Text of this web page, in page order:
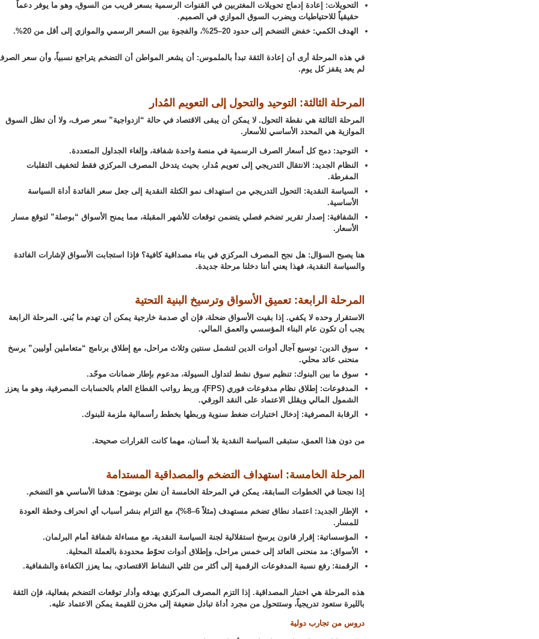
التحويلات: إعادة إدماج تحويلات المغتربين في القنوات الرسمية بسعر قريب من السوق، وهو ما يوفر دعماً
حقيقياً للاحتياطيات ويضرب السوق الموازي في الصميم.
الهدف الكمي: خفض التضخم إلى حدود 20–25%، والفجوة بين السعر الرسمي والموازي إلى أقل من 20%.
في هذه المرحلة أرى أن إعادة الثقة تبدأ بالملموس: أن يشعر المواطن أن التضخم يتراجع نسبياً، وأن سعر
لم يعد يقفز كل يوم.
المرحلة الثالثة: التوحيد والتحول إلى التعويم المُدار
المرحلة الثالثة هي نقطة التحول. لا يمكن أن يبقى الاقتصاد في حالة “ازدواجية” سعر صرف، ولا أن تظل السوق
الموازية هي المحدد الأساسي للأسعار.
التوحيد: دمج كل أسعار الصرف الرسمية في منصة واحدة شفافة، وإلغاء الجداول المتعددة.
النظام الجديد: الانتقال التدريجي إلى تعويم مُدار، بحيث يتدخل المصرف المركزي فقط لتخفيف التقلبات
المفرطة.
السياسة النقدية: التحول التدريجي من استهداف نمو الكتلة النقدية إلى جعل سعر الفائدة أداة السياسة
الأساسية.
الشفافية: إصدار تقرير تضخم فصلي يتضمن توقعات للأشهر المقبلة، مما يمنح الأسواق “بوصلة” لتوقع مسار
الأسعار.
هنا يصبح السؤال: هل نجح المصرف المركزي في بناء مصداقية كافية؟ فإذا استجابت الأسواق لإشارات الفائدة
والسياسة النقدية، فهذا يعني أننا دخلنا مرحلة جديدة.
المرحلة الرابعة: تعميق الأسواق وترسيخ البنية التحتية
الاستقرار وحده لا يكفي. إذا بقيت الأسواق ضحلة، فإن أي صدمة خارجية يمكن أن تهدم ما بُني. المرحلة الرابعة
يجب أن تكون عام البناء المؤسسي والعمق المالي.
سوق الدين: توسيع آجال أدوات الدين لتشمل سنتين وثلاث مراحل، مع إطلاق برنامج “متعاملين أوليين” يرسخ
منحنى عائد محلي.
سوق ما بين البنوك: تنظيم سوق نشط لتداول السيولة، مدعوم بإطار ضمانات موحّد.
المدفوعات: إطلاق نظام مدفوعات فوري (FPS)، وربط رواتب القطاع العام بالحسابات المصرفية، وهو ما يعزز
الشمول المالي ويقلل الاعتماد على النقد الورقي.
الرقابة المصرفية: إدخال اختبارات ضغط سنوية وربطها بخطط رأسمالية ملزمة للبنوك.
من دون هذا العمق، ستبقى السياسة النقدية بلا أسنان، مهما كانت القرارات صحيحة.
المرحلة الخامسة: استهداف التضخم والمصداقية المستدامة
إذا نجحنا في الخطوات السابقة، يمكن في المرحلة الخامسة أن نعلن بوضوح: هدفنا الأساسي هو التضخم.
الإطار الجديد: اعتماد نطاق تضخم مستهدف (مثلاً 6–8%)، مع التزام بنشر أسباب أي انحراف وخطة العودة
للمسار.
المؤسساتية: إقرار قانون يرسخ استقلالية لجنة السياسة النقدية، مع مساءلة شفافة أمام البرلمان.
الأسواق: مد منحنى العائد إلى خمس مراحل، وإطلاق أدوات تحوّط محدودة بالعملة المحلية.
الرقمنة: رفع نسبة المدفوعات الرقمية إلى أكثر من ثلثي النشاط الاقتصادي، بما يعزز الكفاءة والشفافية.
هذه المرحلة هي اختبار المصداقية. إذا التزم المصرف المركزي بهدفه وأدار توقعات التضخم بفعالية، فإن الثقة
بالليرة ستعود تدريجياً، وستتحول من مجرد أداة تبادل ضعيفة إلى مخزن للقيمة يمكن الاعتماد عليه.
دروس من تجارب دولية